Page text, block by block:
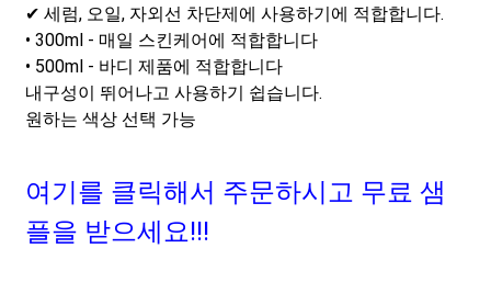
✔ 세럼, 오일, 자외선 차단제에 사용하기에 적합합니다.
• 300ml - 매일 스킨케어에 적합합니다
• 500ml - 바디 제품에 적합합니다
내구성이 뛰어나고 사용하기 쉽습니다.
원하는 색상 선택 가능
여기를 클릭해서 주문하시고 무료 샘
플을 받으세요!!!